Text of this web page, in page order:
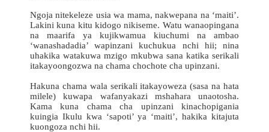
Ngoja nitekeleze usia wa mama, nakwepana na ‘maiti’.
Lakini kuna kitu kidogo nikiseme. Watu wanaopingana
na maarifa ya kujikwamua kiuchumi na ambao
‘wanashadadia’ wapinzani kuchukua nchi hii; nina
uhakika watakuwa mzigo mkubwa sana katika serikali
itakayoongozwa na chama chochote cha upinzani.
Hakuna chama wala serikali itakayoweza (sasa na hata
milele) kuwapa wafanyakazi mshahara unaotosha.
Kama kuna chama cha upinzani kinachopigania
kuingia Ikulu kwa ‘sapoti’ ya ‘maiti’, hakika kitajuta
kuongoza nchi hii.